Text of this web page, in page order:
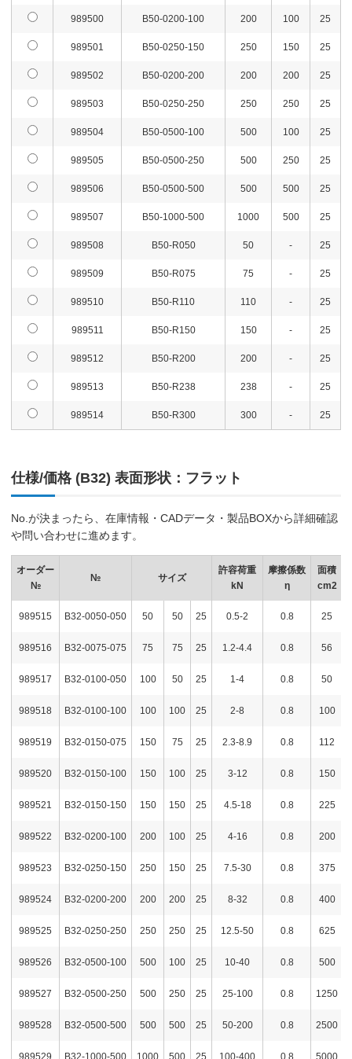
989500 B50-0200-100 200 100 25
989501 B50-0250-150 250 150 25
989502 B50-0200-200 200 200 25
989503 B50-0250-250 250 250 25
989504 B50-0500-100 500 100 25
989505 B50-0500-250 500 250 25
989506 B50-0500-500 500 500 25
989507 B50-1000-500 1000 500 25
989508 B50-R050 50 - 25
989509 B50-R075 75 - 25
989510 B50-R110 110 - 25
989511 B50-R150 150 - 25
989512 B50-R200 200 - 25
989513 B50-R238 238 - 25
989514 B50-R300 300 - 25
仕様/価格 (B32) 表面形状：フラット
No.が決まったら、在庫情報・CADデータ・製品BOXから詳細確認
や問い合わせに進めます。
オーダー
№
№ サイズ
許容荷重
kN
摩擦係数
η
面積
cm2
989515 B32-0050-050 50 50 25 0.5-2 0.8 25
989516 B32-0075-075 75 75 25 1.2-4.4 0.8 56
989517 B32-0100-050 100 50 25 1-4 0.8 50
989518 B32-0100-100 100 100 25 2-8 0.8 100
989519 B32-0150-075 150 75 25 2.3-8.9 0.8 112
989520 B32-0150-100 150 100 25 3-12 0.8 150
989521 B32-0150-150 150 150 25 4.5-18 0.8 225
989522 B32-0200-100 200 100 25 4-16 0.8 200
989523 B32-0250-150 250 150 25 7.5-30 0.8 375
989524 B32-0200-200 200 200 25 8-32 0.8 400
989525 B32-0250-250 250 250 25 12.5-50 0.8 625
989526 B32-0500-100 500 100 25 10-40 0.8 500
989527 B32-0500-250 500 250 25 25-100 0.8 1250
989528 B32-0500-500 500 500 25 50-200 0.8 2500
989529 B32-1000-500 1000 500 25 100-400 0.8 5000